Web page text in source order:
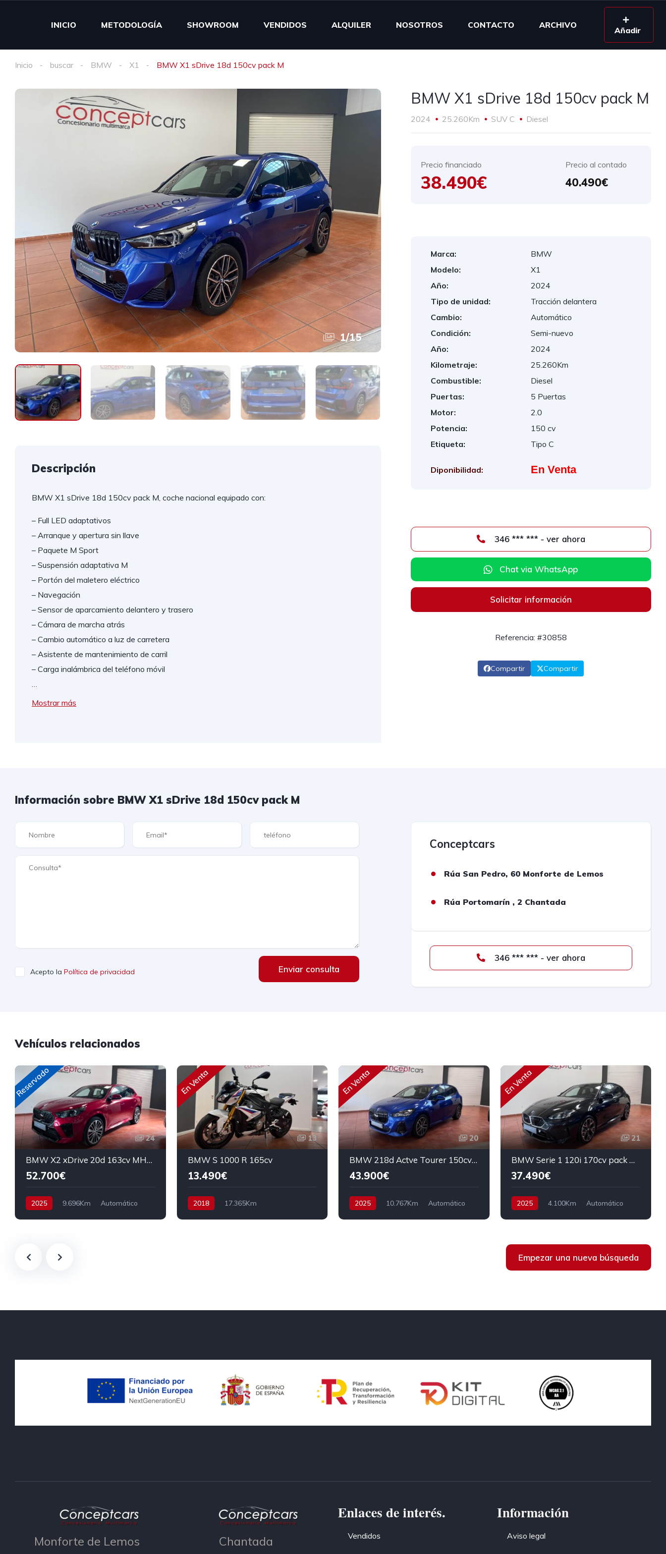
INICIO METODOLOGÍA SHOWROOM VENDIDOS ALQUILER NOSOTROS CONTACTO ARCHIVO
Añadir
Inicio buscar BMW X1 BMW X1 sDrive 18d 150cv pack M
1/15
Descripción
BMW X1 sDrive 18d 150cv pack M, coche nacional equipado con:
– Full LED adaptativos
– Arranque y apertura sin llave
– Paquete M Sport
– Suspensión adaptativa M
– Portón del maletero eléctrico
– Navegación
– Sensor de aparcamiento delantero y trasero
– Cámara de marcha atrás
– Cambio automático a luz de carretera
– Asistente de mantenimiento de carril
– Carga inalámbrica del teléfono móvil
…
Mostrar más
BMW X1 sDrive 18d 150cv pack M
2024 25.260Km SUV C Diesel
Precio financiado
38.490€
Precio al contado
40.490€
Marca:
BMW
Modelo:
X1
Año:
2024
Tipo de unidad:
Tracción delantera
Cambio:
Automático
Condición:
Semi-nuevo
Año:
2024
Kilometraje:
25.260Km
Combustible:
Diesel
Puertas:
5 Puertas
Motor:
2.0
Potencia:
150 cv
Etiqueta:
Tipo C
Diponibilidad: En Venta
346 *** *** - ver ahora
Chat via WhatsApp
Solicitar información
Referencia: #30858
Compartir Compartir
Información sobre BMW X1 sDrive 18d 150cv pack M
Acepto la Política de privacidad Enviar consulta
Conceptcars
Rúa San Pedro, 60 Monforte de Lemos
Rúa Portomarín , 2 Chantada
346 *** *** - ver ahora
Vehículos relacionados
Reservado
24
BMW X2 xDrive 20d 163cv MHEV
52.700€
2025 9.696Km
Automático
En Venta
13
BMW S 1000 R 165cv
13.490€
2018
17.365Km
En Venta
20
BMW 218d Actve Tourer 150cv pack M
43.900€
2025 10.767Km
Automático
En Venta
21
BMW Serie 1 120i 170cv pack M Mild-Hybrid
37.490€
2025 4.100Km
Automático
Empezar una nueva búsqueda
Monforte de Lemos Chantada
Enlaces de interés.
Vendidos
Información
Aviso legal